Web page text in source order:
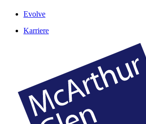
Evolve
Karriere